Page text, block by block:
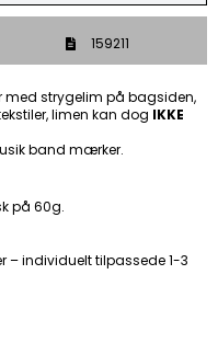
159211
med strygelim på bagsiden,
limen kan dog IKKE
band mærker.
på 60g.
– individuelt tilpassede 1-3